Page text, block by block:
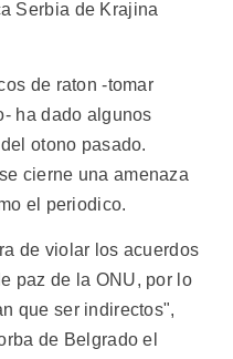
Serbia de Krajina
de raton -tomar
ha dado algunos
otono pasado.
cierne una amenaza
el periodico.
de violar los acuerdos
paz de la ONU, por lo
que ser indirectos",
de Belgrado el